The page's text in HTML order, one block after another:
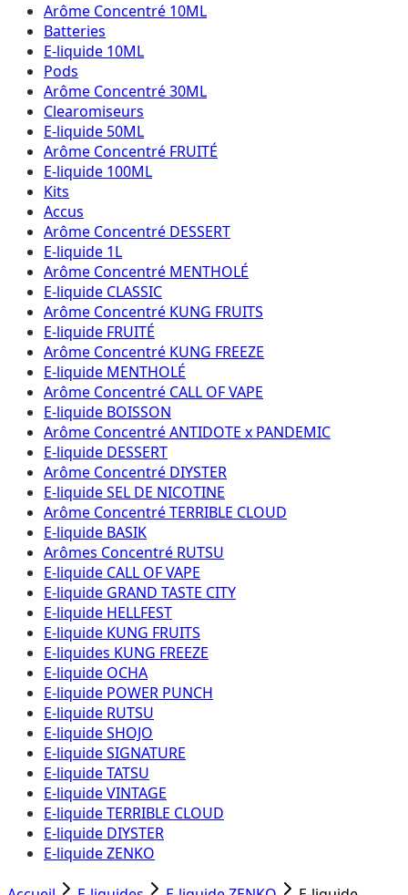
Arôme Concentré 10ML
Batteries
E-liquide 10ML
Pods
Arôme Concentré 30ML
Clearomiseurs
E-liquide 50ML
Arôme Concentré FRUITÉ
E-liquide 100ML
Kits
Accus
Arôme Concentré DESSERT
E-liquide 1L
Arôme Concentré MENTHOLÉ
E-liquide CLASSIC
Arôme Concentré KUNG FRUITS
E-liquide FRUITÉ
Arôme Concentré KUNG FREEZE
E-liquide MENTHOLÉ
Arôme Concentré CALL OF VAPE
E-liquide BOISSON
Arôme Concentré ANTIDOTE x PANDEMIC
E-liquide DESSERT
Arôme Concentré DIYSTER
E-liquide SEL DE NICOTINE
Arôme Concentré TERRIBLE CLOUD
E-liquide BASIK
Arômes Concentré RUTSU
E-liquide CALL OF VAPE
E-liquide GRAND TASTE CITY
E-liquide HELLFEST
E-liquide KUNG FRUITS
E-liquides KUNG FREEZE
E-liquide OCHA
E-liquide POWER PUNCH
E-liquide RUTSU
E-liquide SHOJO
E-liquide SIGNATURE
E-liquide TATSU
E-liquide VINTAGE
E-liquide TERRIBLE CLOUD
E-liquide DIYSTER
E-liquide ZENKO